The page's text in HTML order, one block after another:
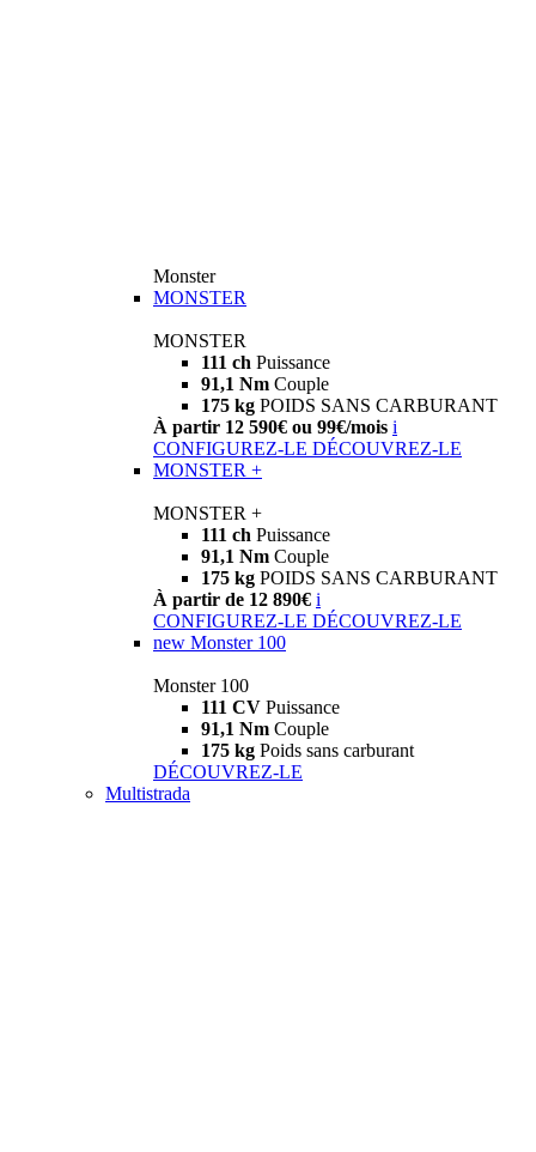
Monster
MONSTER
MONSTER
111 ch Puissance
91,1 Nm Couple
175 kg POIDS SANS CARBURANT
À partir 12 590€ ou 99€/mois i
CONFIGUREZ-LE DÉCOUVREZ-LE
MONSTER +
MONSTER +
111 ch Puissance
91,1 Nm Couple
175 kg POIDS SANS CARBURANT
À partir de 12 890€ i
CONFIGUREZ-LE DÉCOUVREZ-LE
new Monster 100
Monster 100
111 CV Puissance
91,1 Nm Couple
175 kg Poids sans carburant
DÉCOUVREZ-LE
Multistrada